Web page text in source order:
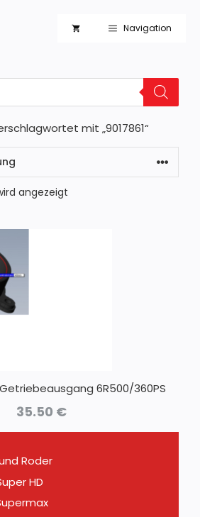
Navigation
mit „9017861“
angezeigt
6R500/360PS
35.50 €
Roder
HD